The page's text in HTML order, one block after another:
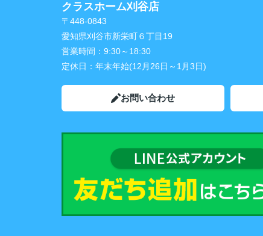
クラスホーム刈谷店
〒448-0843
愛知県刈谷市新栄町６丁目19
営業時間： 9:30～18:30
定休日： 年末年始(12月26日～1月3日)
お問い合わせ